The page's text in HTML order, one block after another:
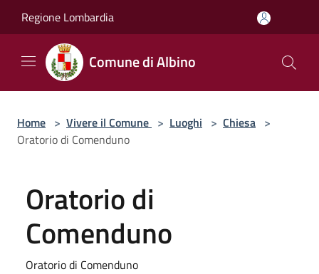
Regione Lombardia
Comune di Albino
Home > Vivere il Comune > Luoghi > Chiesa >
Oratorio di Comenduno
Oratorio di
Comenduno
Oratorio di Comenduno